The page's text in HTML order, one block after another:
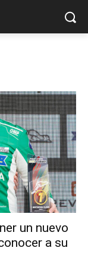
un nuevo
a su